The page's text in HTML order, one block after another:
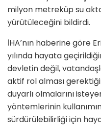
milyon metreküp su
yürütüleceğini bildirdi.
İHA’nın haberine göre
yılında hayata
devletin değil,
aktif rol alması
duyarlı olmalarını
yöntemlerinin
sürdürülebilirliği için